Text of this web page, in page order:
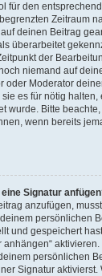
für den
Zeitraum
deinen Beitrag
überarbeitet
der
niemand auf
oder Moderator
es für nötig
wurde. Bitte
wenn bereits
Signatur
anzufügen,
persönlichen
und gespeichert
anhängen“
persönlichen
Signatur aktivierst.